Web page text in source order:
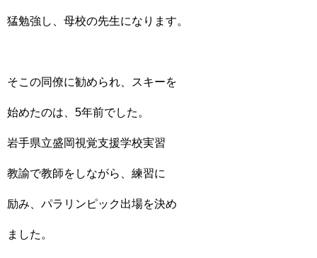
猛勉強し、母校の先生になります。
そこの同僚に勧められ、スキーを
始めたのは、5年前でした。
岩手県立盛岡視覚支援学校実習
教諭で教師をしながら、練習に
励み、パラリンピック出場を決め
ました。